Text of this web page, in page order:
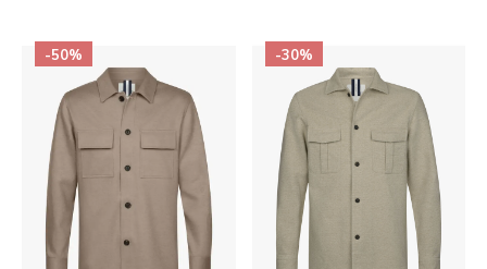
-50% -30%